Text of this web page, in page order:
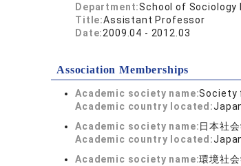
Department:School of
Title:Assistant Professor
Date:2009.04 - 2012.03
Association Memberships
Academic society name:Society
Academic country located:
Academic society name:日本社
Academic country located:
Academic society name:環境社